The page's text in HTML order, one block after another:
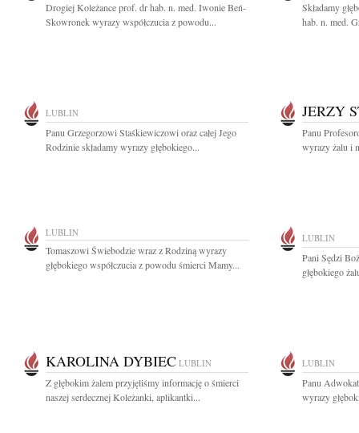
Drogiej Koleżance prof. dr hab. n. med. Iwonie Beń-
Skowronek wyrazy współczucia z powodu...
Składamy
hab. n. med.
LUBLIN
Panu Grzegorzowi Staśkiewiczowi oraz całej Jego
Rodzinie składamy wyrazy głębokiego...
JERZY
Panu
wyrazy żalu i
LUBLIN
Tomaszowi Świebodzie wraz z Rodziną wyrazy
głębokiego współczucia z powodu śmierci Mamy...
LUBLIN
Pani Sędzi
głębokiego
KAROLINA DYBIEC LUBLIN
Z głębokim żalem przyjęliśmy informację o śmierci
naszej serdecznej Koleżanki, aplikantki...
LUBLIN
Panu
wyrazy